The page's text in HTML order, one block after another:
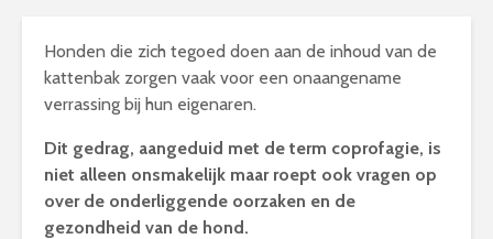
Honden die zich tegoed doen aan de inhoud van de
kattenbak zorgen vaak voor een onaangename
verrassing bij hun eigenaren.
Dit gedrag, aangeduid met de term coprofagie, is
niet alleen onsmakelijk maar roept ook vragen op
over de onderliggende oorzaken en de
gezondheid van de hond.